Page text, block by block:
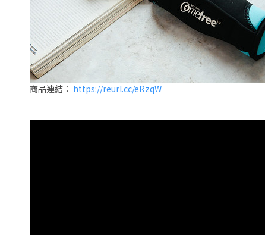
商品連結： https://reurl.cc/eRzqW